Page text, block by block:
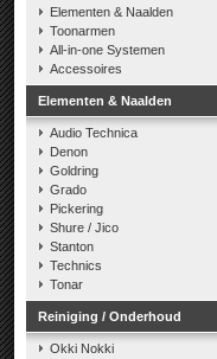
Elementen & Naalden
Toonarmen
All-in-one Systemen
Accessoires
Elementen & Naalden
Audio Technica
Denon
Goldring
Grado
Pickering
Shure / Jico
Stanton
Technics
Tonar
Reiniging / Onderhoud
Okki Nokki